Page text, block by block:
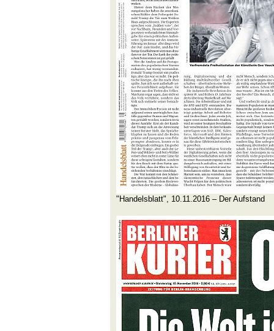
"Handelsblatt", 10.11.2016 – Der Aufstand